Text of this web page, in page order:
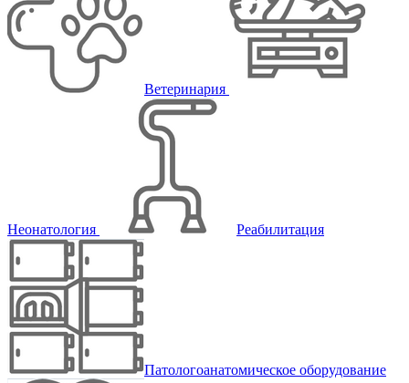
Ветеринария
Неонатология Реабилитация
Патологоанатомическое оборудование